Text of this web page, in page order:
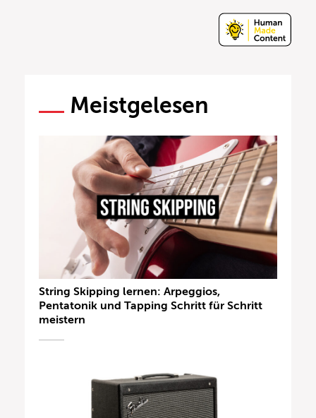
Meistgelesen
String Skipping lernen: Arpeggios,
Pentatonik und Tapping Schritt für Schritt
meistern